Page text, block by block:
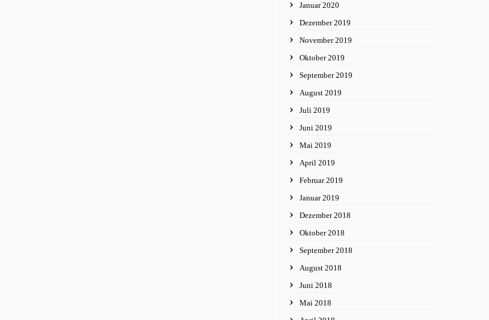
Januar 2020
Dezember 2019
November 2019
Oktober 2019
September 2019
August 2019
Juli 2019
Juni 2019
Mai 2019
April 2019
Februar 2019
Januar 2019
Dezember 2018
Oktober 2018
September 2018
August 2018
Juni 2018
Mai 2018